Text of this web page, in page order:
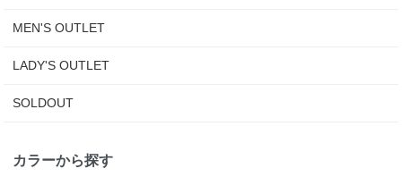
MEN'S OUTLET
LADY'S OUTLET
SOLDOUT
カラーから探す